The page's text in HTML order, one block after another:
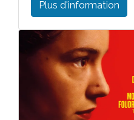
Plus d'information